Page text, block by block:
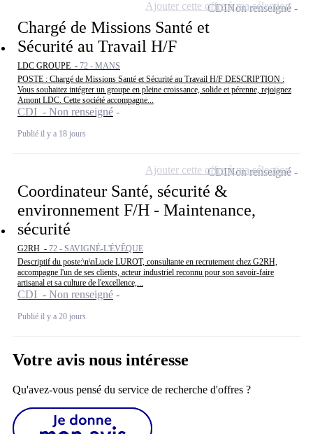
Chargé de Missions Santé et
Sécurité au Travail H/F
LDC GROUPE - 72 - MANS
POSTE : Chargé de Missions Santé et Sécurité au Travail H/F DESCRIPTION :
Vous souhaitez intégrer un groupe en pleine croissance, solide et pérenne, rejoignez
Amont LDC. Cette société accompagne...
CDI - Non renseigné
Publié il y a 18 jours
CDINon renseigné
Ajouter cette offre à ma sélection
Coordinateur Santé, sécurité &
environnement F/H - Maintenance,
sécurité
G2RH - 72 - SAVIGNÉ-L'ÉVÊQUE
Descriptif du poste:\n\nLucie LUROT, consultante en recrutement chez G2RH,
accompagne l'un de ses clients, acteur industriel reconnu pour son savoir-faire
artisanal et sa culture de l'excellence,...
CDI - Non renseigné
Publié il y a 20 jours
CDINon renseigné
Ajouter cette offre à ma sélection
Votre avis nous intéresse
Qu'avez-vous pensé du service de recherche d'offres ?